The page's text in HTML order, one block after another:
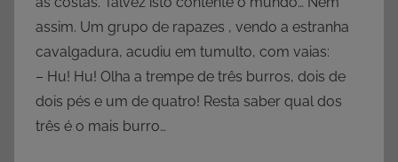
assim. Um grupo de rapazes , vendo a estranha
cavalgadura, acudiu em tumulto, com vaias:
– Hu! Hu! Olha a trempe de três burros, dois de
dois pés e um de quatro! Resta saber qual dos
três é o mais burro…